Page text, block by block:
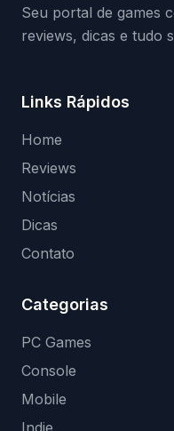
Seu portal de games
reviews, dicas e tudo
Links Rápidos
Home
Reviews
Notícias
Dicas
Contato
Categorias
PC Games
Console
Mobile